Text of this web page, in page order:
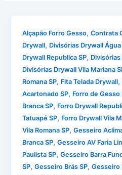
Alçapão Forro Gesso,Contrata
Drywall, Divisórias Drywall Água
Drywall Republica SP, Divisórias
Divisórias Drywall Vila Mariana
Romana SP, Fita Telada Drywall,
Acartonado SP, Forro de Gesso
Branca SP, Forro Drywall
Tatuapé SP, Forro Drywall Vila
Vila Romana SP,Gesseiro
Branca SP,Gesseiro AV Faria
Paulista SP,Gesseiro Barra
SP,Gesseiro Brás SP,Gesseiro